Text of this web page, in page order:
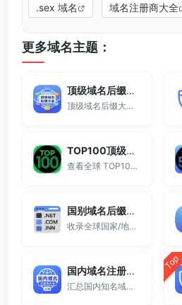
.sex 域名 域名注册商大全
更多域名主题：
顶级域名后缀大全
顶级域名后缀大全收录全球已开放注册的所有TLD后缀，包括gTLD、ccTLD、品牌域名后缀等。
TOP100顶级域名后缀排名榜
查看全球 TOP100 域名后缀。
国别域名后缀大全
收录全球国家/地区代码顶级域名。
国内域名注册商大全
汇总国内知名域名注册商与服务平台。
Top